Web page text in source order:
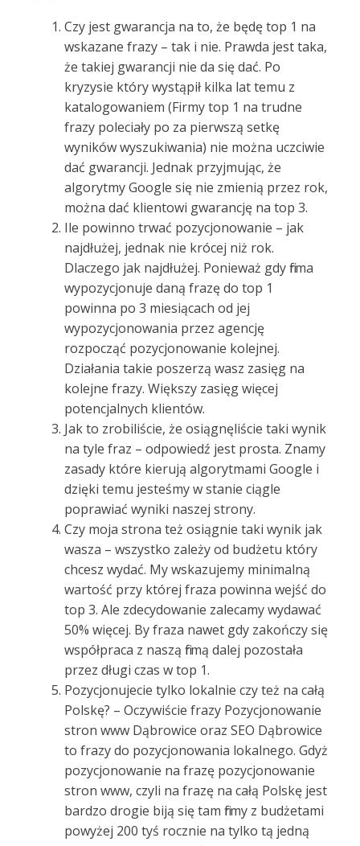
Czy jest gwarancja na to, że będę top 1 na
wskazane frazy – tak i nie. Prawda jest taka,
że takiej gwarancji nie da się dać. Po
kryzysie który wystąpił kilka lat temu z
katalogowaniem (Firmy top 1 na trudne
frazy poleciały po za pierwszą setkę
wyników wyszukiwania) nie można uczciwie
dać gwarancji. Jednak przyjmując, że
algorytmy Google się nie zmienią przez rok,
można dać klientowi gwarancję na top 3.
Ile powinno trwać pozycjonowanie – jak
najdłużej, jednak nie krócej niż rok.
Dlaczego jak najdłużej. Ponieważ gdy firma
wypozycjonuje daną frazę do top 1
powinna po 3 miesiącach od jej
wypozycjonowania przez agencję
rozpocząć pozycjonowanie kolejnej.
Działania takie poszerzą wasz zasięg na
kolejne frazy. Większy zasięg więcej
potencjalnych klientów.
Jak to zrobiliście, że osiągnęliście taki wynik
na tyle fraz – odpowiedź jest prosta. Znamy
zasady które kierują algorytmami Google i
dzięki temu jesteśmy w stanie ciągle
poprawiać wyniki naszej strony.
Czy moja strona też osiągnie taki wynik jak
wasza – wszystko zależy od budżetu który
chcesz wydać. My wskazujemy minimalną
wartość przy której fraza powinna wejść do
top 3. Ale zdecydowanie zalecamy wydawać
50% więcej. By fraza nawet gdy zakończy się
współpraca z naszą firmą dalej pozostała
przez długi czas w top 1.
Pozycjonujecie tylko lokalnie czy też na całą
Polskę? – Oczywiście frazy Pozycjonowanie
stron www Dąbrowice oraz SEO Dąbrowice
to frazy do pozycjonowania lokalnego. Gdyż
pozycjonowanie na frazę pozycjonowanie
stron www, czyli na frazę na całą Polskę jest
bardzo drogie biją się tam firmy z budżetami
powyżej 200 tyś rocznie na tylko tą jedną